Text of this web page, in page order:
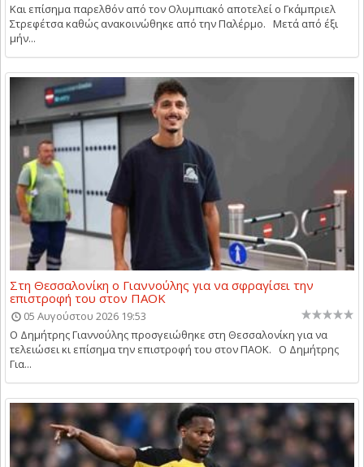
Και επίσημα παρελθόν από τον Ολυμπιακό αποτελεί ο Γκάμπριελ
Στρεφέτσα καθώς ανακοινώθηκε από την Παλέρμο. Μετά από έξι
μήν...
Στη Θεσσαλονίκη ο Γιαννούλης για να σφραγίσει την
επιστροφή του στον ΠΑΟΚ
05 Αυγούστου 2026 19:53
Ο Δημήτρης Γιαννούλης προσγειώθηκε στη Θεσσαλονίκη για να
τελειώσει κι επίσημα την επιστροφή του στον ΠΑΟΚ. Ο Δημήτρης
Για...